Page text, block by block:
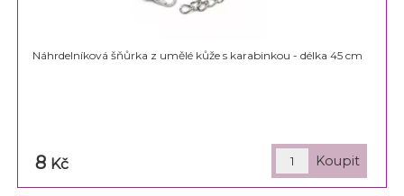
Náhrdelníková šňůrka z umělé kůže s karabinkou - délka 45 cm
8 Kč